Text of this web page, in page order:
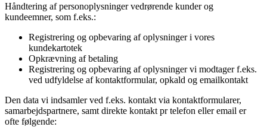
Håndtering af personoplysninger vedrørende kunder og
kundeemner, som f.eks.:
Registrering og opbevaring af oplysninger i vores
kundekartotek
Opkrævning af betaling
Registrering og opbevaring af oplysninger vi modtager f.eks.
ved udfyldelse af kontaktformular, opkald og emailkontakt
Den data vi indsamler ved f.eks. kontakt via kontaktformularer,
samarbejdspartnere, samt direkte kontakt pr telefon eller email er
ofte følgende: